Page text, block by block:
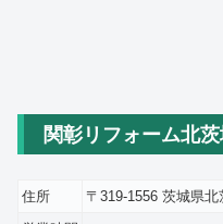
関彰リフォーム北
住所 〒319-1556 茨城県